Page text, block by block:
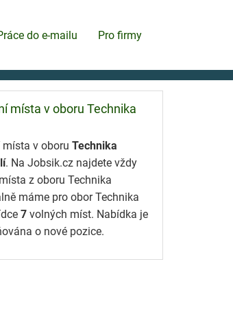
do e-mailu Pro firmy
místa v oboru Technika
v oboru Technika
. Na Jobsik.cz najdete vždy
z oboru Technika
máme pro obor Technika
7 volných míst. Nabídka je
o nové pozice.